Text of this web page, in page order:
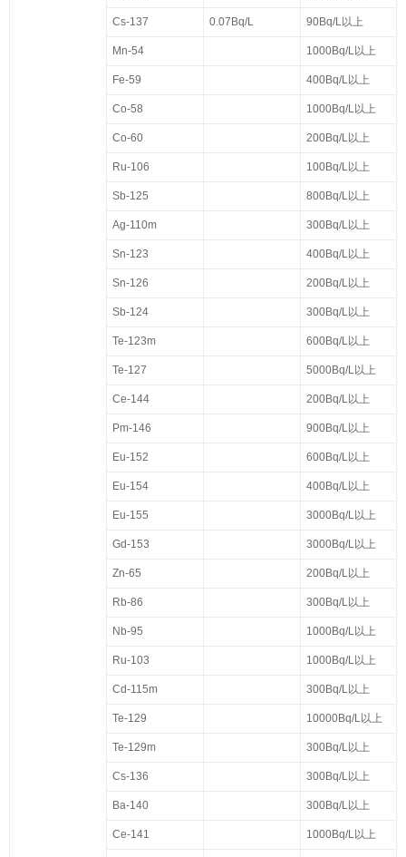
Cs-137 0.07Bq/L 90Bq/L以上
Mn-54 1000Bq/L以上
Fe-59 400Bq/L以上
Co-58 1000Bq/L以上
Co-60 200Bq/L以上
Ru-106 100Bq/L以上
Sb-125 800Bq/L以上
Ag-110m 300Bq/L以上
Sn-123 400Bq/L以上
Sn-126 200Bq/L以上
Sb-124 300Bq/L以上
Te-123m 600Bq/L以上
Te-127 5000Bq/L以上
Ce-144 200Bq/L以上
Pm-146 900Bq/L以上
Eu-152 600Bq/L以上
Eu-154 400Bq/L以上
Eu-155 3000Bq/L以上
Gd-153 3000Bq/L以上
Zn-65 200Bq/L以上
Rb-86 300Bq/L以上
Nb-95 1000Bq/L以上
Ru-103 1000Bq/L以上
Cd-115m 300Bq/L以上
Te-129 10000Bq/L以上
Te-129m 300Bq/L以上
Cs-136 300Bq/L以上
Ba-140 300Bq/L以上
Ce-141 1000Bq/L以上